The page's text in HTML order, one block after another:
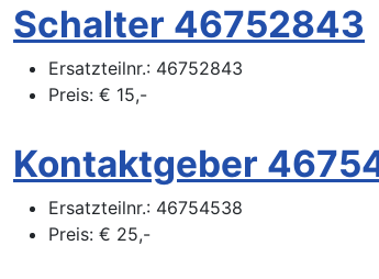
Schalter 46752843
Ersatzteilnr.: 46752843
Preis: € 15,-
Kontaktgeber
Ersatzteilnr.: 46754538
Preis: € 25,-